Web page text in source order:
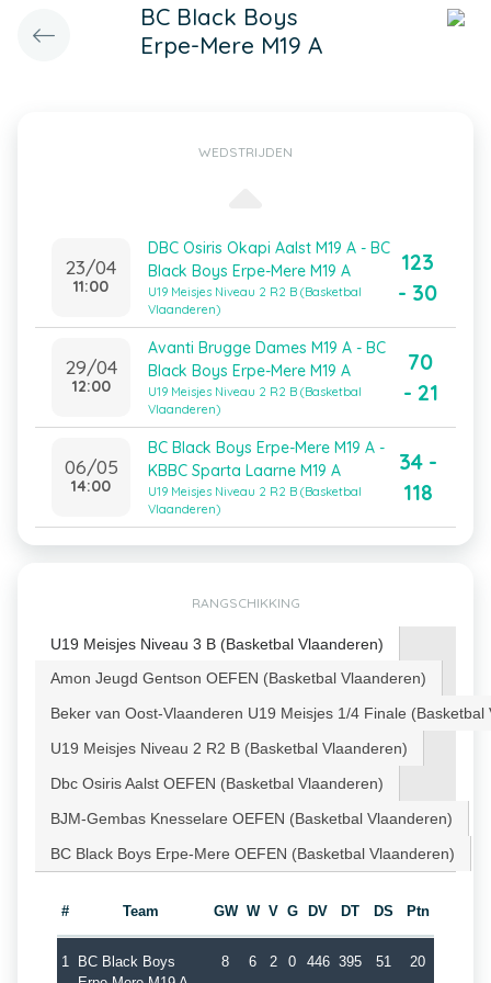
BC Black Boys
Erpe-Mere M19 A
WEDSTRIJDEN
23/04
11:00
DBC Osiris Okapi Aalst M19 A - BC
Black Boys Erpe-Mere M19 A
U19 Meisjes Niveau 2 R2 B (Basketbal
Vlaanderen)
123
- 30
29/04
12:00
Avanti Brugge Dames M19 A - BC
Black Boys Erpe-Mere M19 A
U19 Meisjes Niveau 2 R2 B (Basketbal
Vlaanderen)
70
- 21
06/05
14:00
BC Black Boys Erpe-Mere M19 A -
KBBC Sparta Laarne M19 A
U19 Meisjes Niveau 2 R2 B (Basketbal
Vlaanderen)
34 -
118
RANGSCHIKKING
U19 Meisjes Niveau 3 B (Basketbal Vlaanderen)
Amon Jeugd Gentson OEFEN (Basketbal Vlaanderen)
Beker van Oost-Vlaanderen U19 Meisjes 1/4 Finale (Basketbal
U19 Meisjes Niveau 2 R2 B (Basketbal Vlaanderen)
Dbc Osiris Aalst OEFEN (Basketbal Vlaanderen)
BJM-Gembas Knesselare OEFEN (Basketbal Vlaanderen)
BC Black Boys Erpe-Mere OEFEN (Basketbal Vlaanderen)
# Team GW W V G DV DT DS Ptn
1
BC Black Boys
8 6 2 0 446 395 51 20